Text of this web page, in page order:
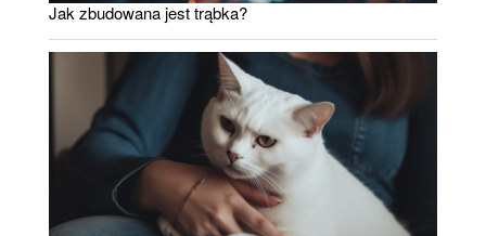
Jak zbudowana jest trąbka?